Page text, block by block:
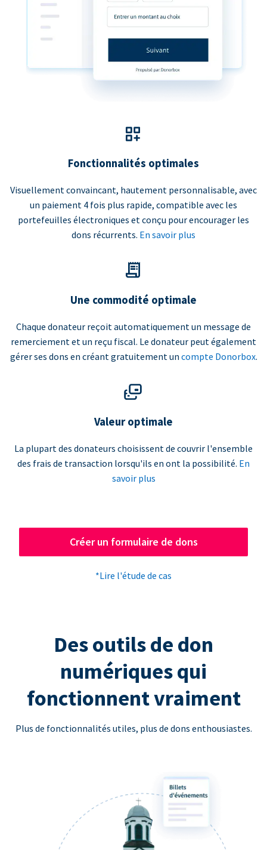
Fonctionnalités optimales
Visuellement convaincant, hautement personnalisable, avec
un paiement 4 fois plus rapide, compatible avec les
portefeuilles électroniques et conçu pour encourager les
dons récurrents. En savoir plus
Une commodité optimale
Chaque donateur reçoit automatiquement un message de
remerciement et un reçu fiscal. Le donateur peut également
gérer ses dons en créant gratuitement un compte Donorbox.
Valeur optimale
La plupart des donateurs choisissent de couvrir l'ensemble
des frais de transaction lorsqu'ils en ont la possibilité. En
savoir plus
Créer un formulaire de dons
*Lire l'étude de cas
Des outils de don
numériques qui
fonctionnent vraiment
Plus de fonctionnalités utiles, plus de dons enthousiastes.